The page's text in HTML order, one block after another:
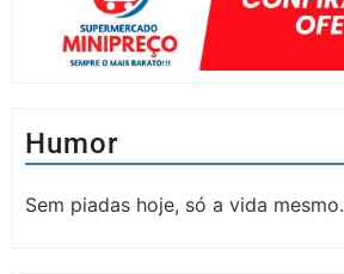
Humor
Sem piadas hoje, só a vida mesmo.